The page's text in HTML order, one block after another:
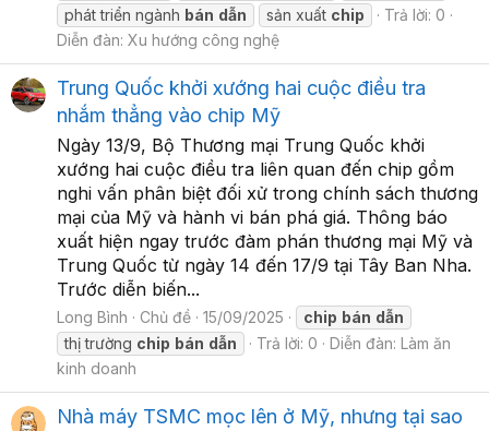
phát triển ngành bán dẫn sản xuất chip
Trả lời: 0
Diễn đàn: Xu hướng công nghệ
Trung Quốc khởi xướng hai cuộc điều tra
nhắm thẳng vào chip Mỹ
Ngày 13/9, Bộ Thương mại Trung Quốc khởi
xướng hai cuộc điều tra liên quan đến chip gồm
nghi vấn phân biệt đối xử trong chính sách thương
mại của Mỹ và hành vi bán phá giá. Thông báo
xuất hiện ngay trước đàm phán thương mại Mỹ và
Trung Quốc từ ngày 14 đến 17/9 tại Tây Ban Nha.
Trước diễn biến...
Long Bình Chủ đề 15/09/2025 chip bán dẫn
thị trường chip bán dẫn Trả lời: 0 Diễn đàn: Làm ăn
kinh doanh
Nhà máy TSMC mọc lên ở Mỹ, nhưng tại sao